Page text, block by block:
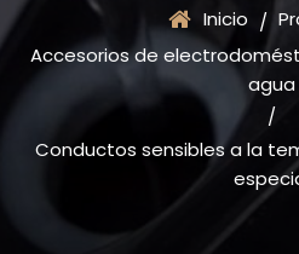
Inicio /
Accesorios de
agua
/
Conductos sensibles a la